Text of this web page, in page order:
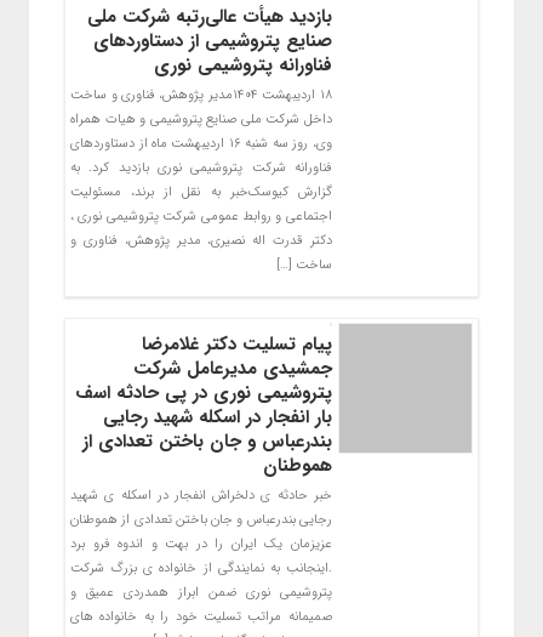
بازدید هیأت عالی‌رتبه شرکت ملی
صنایع پتروشیمی از دستاوردهای
فناورانه پتروشیمی نوری
۱۸ اردیبهشت ۱۴۰۴مدیر پژوهش، فناوری و ساخت
داخل شرکت ملی صنایع پتروشیمی و هیات همراه
وی، روز سه شنبه ۱۶ اردیبهشت ماه از دستاوردهای
فناورانه شرکت پتروشیمی نوری بازدید کرد. به
گزارش کیوسک‌خبر به نقل از برند، مسئولیت
اجتماعی و روابط عمومی شرکت پتروشیمی نوری ،
دکتر قدرت اله نصیری، مدیر پژوهش، فناوری و
ساخت […]
پیام تسلیت دکتر غلامرضا
جمشیدی مدیرعامل شرکت
پتروشیمی نوری در پی حادثه اسف
بار انفجار در اسکله شهید رجایی
بندرعباس و جان باختن تعدادی از
هموطنان
خبر حادثه ی دلخراش انفجار در اسکله ی شهید
رجایی بندرعباس و جان باختن تعدادی از هموطنان
عزیزمان یک ایران را در بهت و اندوه فرو برد
.اینجانب به نمایندگی از خانواده ی بزرگ شرکت
پتروشیمی نوری ضمن ابراز همدردی عمیق و
صمیمانه مراتب تسلیت خود را به خانواده های